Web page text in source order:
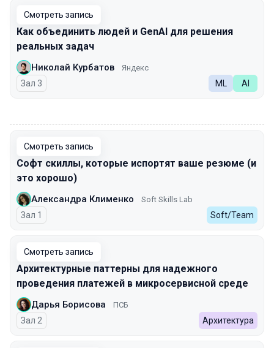
Смотреть запись
Как объединить людей и GenAI для решения
реальных задач
Николай Курбатов Яндекс
Зал 3 ML AI
Смотреть запись
Софт скиллы, которые испортят ваше резюме (и
это хорошо)
Александра Клименко Soft Skills Lab
Зал 1 Soft/Team
Смотреть запись
Архитектурные паттерны для надежного
проведения платежей в микросервисной среде
Дарья Борисова ПСБ
Зал 2 Архитектура